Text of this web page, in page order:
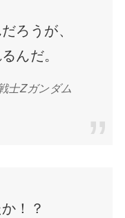
ろうが、
んだ。
士Zガンダム
！？